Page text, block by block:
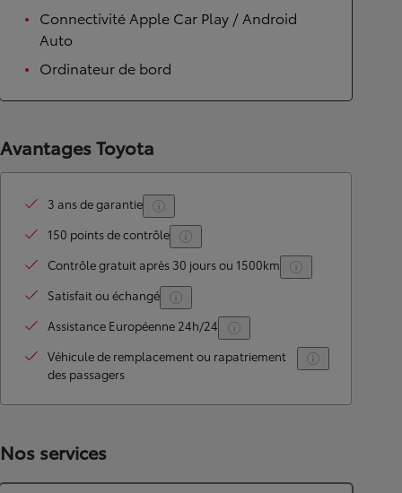
Connectivité Apple Car Play / Android
Auto
Ordinateur de bord
Avantages Toyota
3 ans de garantie
150 points de contrôle
Contrôle gratuit après 30 jours ou 1500km
Satisfait ou échangé
Assistance Européenne 24h/24
Véhicule de remplacement ou rapatriement
des passagers
Nos services